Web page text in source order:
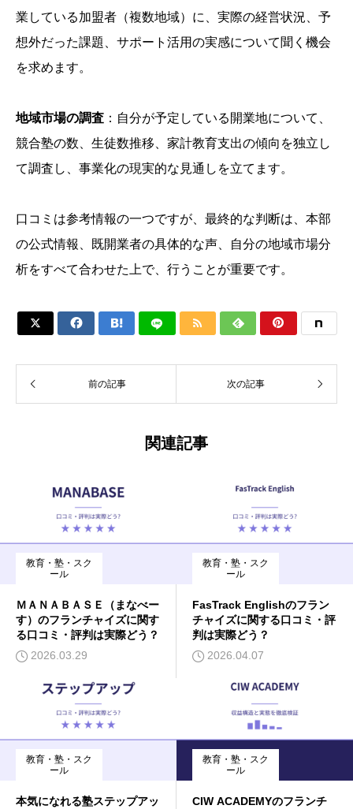
業している加盟者（複数地域）に、実際の経営状況、予
想外だった課題、サポート活用の実感について聞く機会
を求めます。
地域市場の調査 ：自分が予定している開業地について、
競合塾の数、生徒数推移、家計教育支出の傾向を独立し
て調査し、事業化の現実的な見通しを立てます。
口コミは参考情報の一つですが、最終的な判断は、本部
の公式情報、既開業者の具体的な声、自分の地域市場分
析をすべて合わせた上で、行うことが重要です。
     
前の記事 次の記事
関連記事
教育・塾・スク
ール
ＭＡＮＡＢＡＳＥ（まなべー
す）のフランチャイズに関す
る口コミ・評判は実際どう？
2026.03.29
教育・塾・スク
ール
FasTrack Englishのフラン
チャイズに関する口コミ・評
判は実際どう？
2026.04.07
教育・塾・スク
ール
本気になれる塾ステップアッ
教育・塾・スク
ール
CIW ACADEMYのフランチ